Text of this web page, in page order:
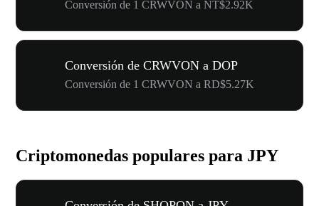
Conversión de 1 CRWVON a NT$2.92K
Conversión de CRWVON a DOP
Conversión de 1 CRWVON a RD$5.27K
Criptomonedas populares para JPY